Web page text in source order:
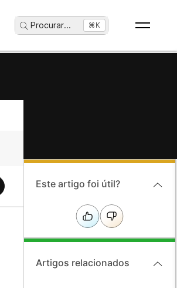
Procurar... ⌘K
Este artigo foi útil?
Artigos relacionados